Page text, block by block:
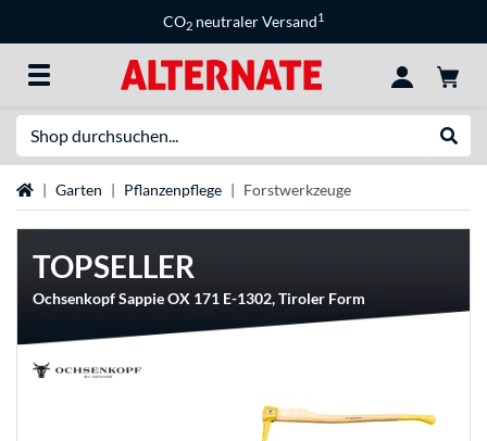
CO2 neutraler Versand1
StartseiteGarten Pflanzenpflege Forstwerkzeuge
TOPSELLER
Ochsenkopf Sappie OX 171 E-1302, Tiroler Form